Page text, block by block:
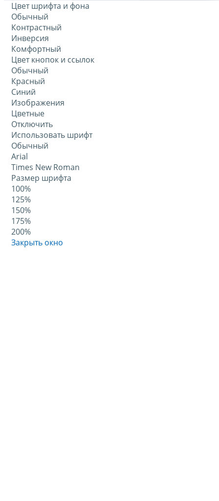
Цвет шрифта и фона
Обычный
Контрастный
Инверсия
Комфортный
Цвет кнопок и ссылок
Обычный
Красный
Синий
Изображения
Цветные
Отключить
Использовать шрифт
Обычный
Arial
Times New Roman
Размер шрифта
100%
125%
150%
175%
200%
Закрыть окно